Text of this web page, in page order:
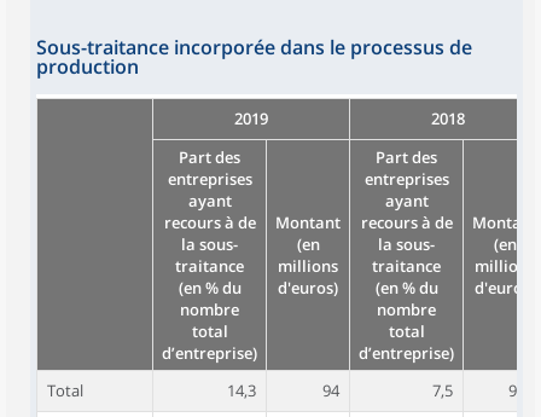
Sous-traitance incorporée dans le processus de
production
2019
2018
Part des
entreprises
ayant
recours à de
la sous-
traitance
(en % du
nombre
total
d’entreprise)
Montant
(en
millions
d'euros)
Part des
entreprises
ayant
recours à de
la sous-
traitance
(en % du
nombre
total
d’entreprise)
Montant
(en
millions
d'euros)
Total 14,3 94 7,5
94,4